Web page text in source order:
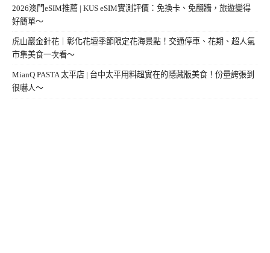
2026澳門eSIM推薦 | KUS eSIM實測評價：免換卡、免翻牆，旅遊變得
好簡單～
虎山巖金針花｜彰化花壇季節限定花海景點！交通停車、花期、超人氣
市集美食一次看～
MianQ PASTA 太平店 | 台中太平用料超實在的隱藏版美食！份量誇張到
很嚇人～